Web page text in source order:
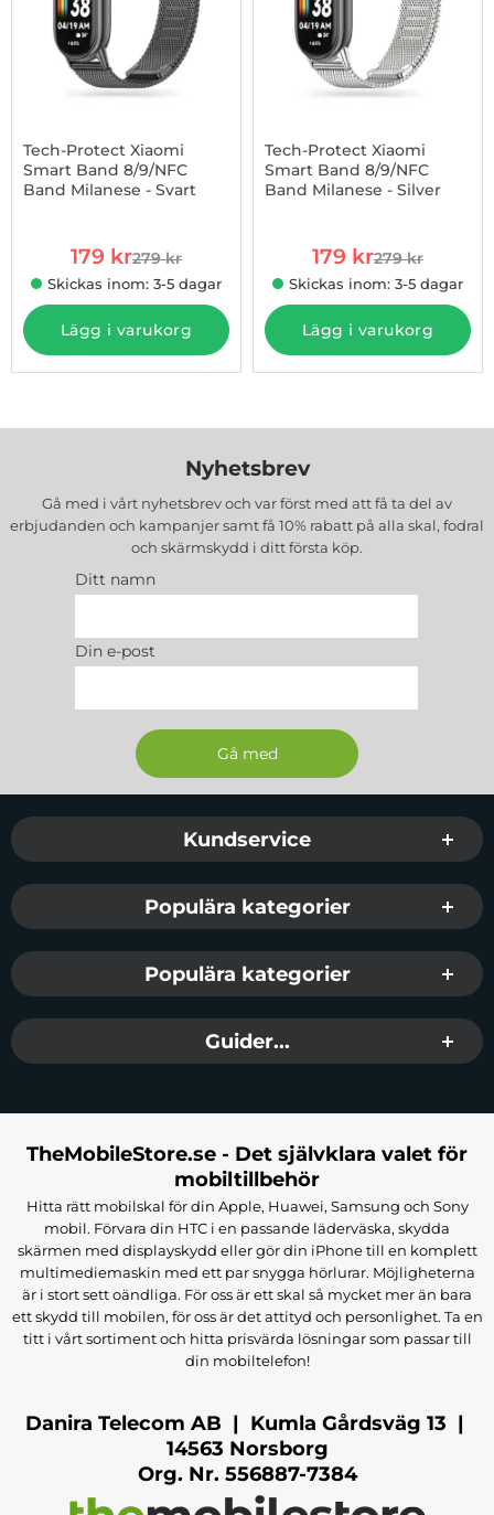
Tech-Protect Xiaomi
Smart Band 8/9/NFC
Band Milanese - Svart
rea pris
179 krtidigare pris
279 kr
Skickas inom: 3-5 dagar
Lägg i varukorg
Tech-Protect Xiaomi
Smart Band 8/9/NFC
Band Milanese - Silver
rea pris
179 krtidigare pris
279 kr
Skickas inom: 3-5 dagar
Lägg i varukorg
Nyhetsbrev
Gå med i vårt nyhetsbrev och var först med att få ta del av
erbjudanden och kampanjer samt få 10% rabatt på alla skal, fodral
och skärmskydd i ditt första köp.
Ditt namn
Din e-post
Sidfot Blandad info och länkar
Kundservice
Populära kategorier
Populära kategorier
Guider...
TheMobileStore.se - Det självklara valet för
mobiltillbehör
Hitta rätt mobilskal för din Apple, Huawei, Samsung och Sony
mobil. Förvara din HTC i en passande läderväska, skydda
skärmen med displayskydd eller gör din iPhone till en komplett
multimediemaskin med ett par snygga hörlurar. Möjligheterna
är i stort sett oändliga. För oss är ett skal så mycket mer än bara
ett skydd till mobilen, för oss är det attityd och personlighet. Ta en
titt i vårt sortiment och hitta prisvärda lösningar som passar till
din mobiltelefon!
Danira Telecom AB | Kumla Gårdsväg 13 |
14563 Norsborg
Org. Nr. 556887-7384